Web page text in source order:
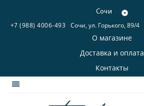
Сочи
+7 (988) 4006-493 Сочи, ул. Горького, 89/4
О магазине
Доставка и оплата
Контакты